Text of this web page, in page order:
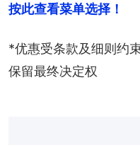
按此查看菜单选择！
*优惠受条款及细则约
保留最终决定权